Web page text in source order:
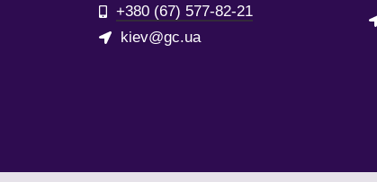
+380 (67) 577-82-21
kiev@gc.ua